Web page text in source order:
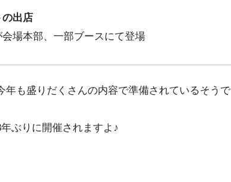
の出店
場本部、一部ブースにて登場
も盛りだくさんの内容で準備されているそうで
年ぶりに開催されますよ♪